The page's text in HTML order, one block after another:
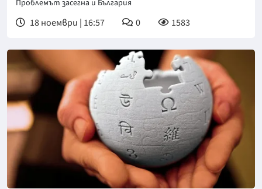
Проблемът засегна и България
18 ноември | 16:57 0 1583